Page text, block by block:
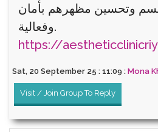
وتحسين مظهرهم بأمان
وفعالية.
https://
Sat, 20 September 25 : 11:09 : Mona
Visit / Join Group To Reply